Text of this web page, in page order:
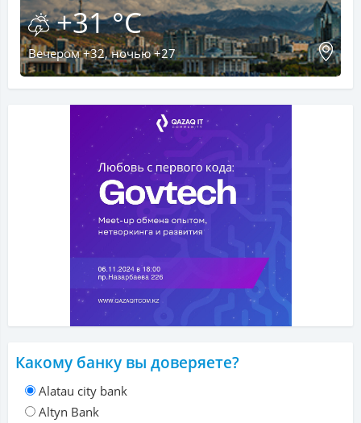
+31 °C
Вечером +32, ночью +27
Какому банку вы доверяете?
Alatau city bank
Altyn Bank